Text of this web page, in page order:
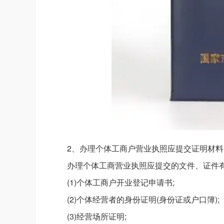
2、办理个体工商户营业执照应提交证明材
办理个体工商营业执照应提交的文件、证件
(1)个体工商户开业登记申请书;
(2)个体经营者的身份证明(身份证或户口簿);
(3)经营场所证明;